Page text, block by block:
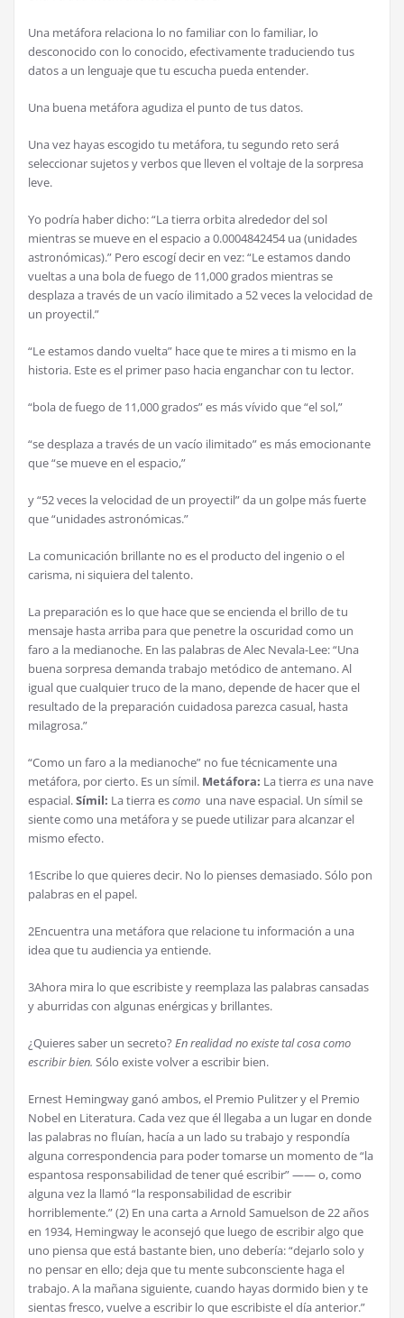
Una metáfora relaciona lo no familiar con lo familiar, lo
desconocido con lo conocido, efectivamente traduciendo tus
datos a un lenguaje que tu escucha pueda entender.
Una buena metáfora agudiza el punto de tus datos.
Una vez hayas escogido tu metáfora, tu segundo reto será
seleccionar sujetos y verbos que lleven el voltaje de la sorpresa
leve.
Yo podría haber dicho: “La tierra orbita alrededor del sol
mientras se mueve en el espacio a 0.0004842454 ua (unidades
astronómicas).” Pero escogí decir en vez: “Le estamos dando
vueltas a una bola de fuego de 11,000 grados mientras se
desplaza a través de un vacío ilimitado a 52 veces la velocidad de
un proyectil.”
“Le estamos dando vuelta” hace que te mires a ti mismo en la
historia. Este es el primer paso hacia enganchar con tu lector.
“bola de fuego de 11,000 grados” es más vívido que “el sol,”
“se desplaza a través de un vacío ilimitado” es más emocionante
que “se mueve en el espacio,”
y “52 veces la velocidad de un proyectil” da un golpe más fuerte
que “unidades astronómicas.”
La comunicación brillante no es el producto del ingenio o el
carisma, ni siquiera del talento.
La preparación es lo que hace que se encienda el brillo de tu
mensaje hasta arriba para que penetre la oscuridad como un
faro a la medianoche. En las palabras de Alec Nevala-Lee: “Una
buena sorpresa demanda trabajo metódico de antemano. Al
igual que cualquier truco de la mano, depende de hacer que el
resultado de la preparación cuidadosa parezca casual, hasta
milagrosa.”
“Como un faro a la medianoche” no fue técnicamente una
metáfora, por cierto. Es un símil. Metáfora: La tierraes una nave
espacial.Símil: La tierra escomo una nave espacial. Un símil se
siente como una metáfora y se puede utilizar para alcanzar el
mismo efecto.
1Escribe lo que quieres decir. No lo pienses demasiado. Sólo pon
palabras en el papel.
2Encuentra una metáfora que relacione tu información a una
idea que tu audiencia ya entiende.
3Ahora mira lo que escribiste y reemplaza las palabras cansadas
y aburridas con algunas enérgicas y brillantes.
¿Quieres saber un secreto? En realidad no existe tal cosa como
escribir bien. Sólo existe volver a escribir bien.
Ernest Hemingway ganó ambos, el Premio Pulitzer y el Premio
Nobel en Literatura. Cada vez que él llegaba a un lugar en donde
las palabras no fluían, hacía a un lado su trabajo y respondía
alguna correspondencia para poder tomarse un momento de “la
espantosa responsabilidad de tener qué escribir” —— o, como
alguna vez la llamó “la responsabilidad de escribir
horriblemente.” (2) En una carta a Arnold Samuelson de 22 años
en 1934, Hemingway le aconsejó que luego de escribir algo que
uno piensa que está bastante bien, uno debería: “dejarlo solo y
no pensar en ello; deja que tu mente subconsciente haga el
trabajo. A la mañana siguiente, cuando hayas dormido bien y te
sientas fresco, vuelve a escribir lo que escribiste el día anterior.”